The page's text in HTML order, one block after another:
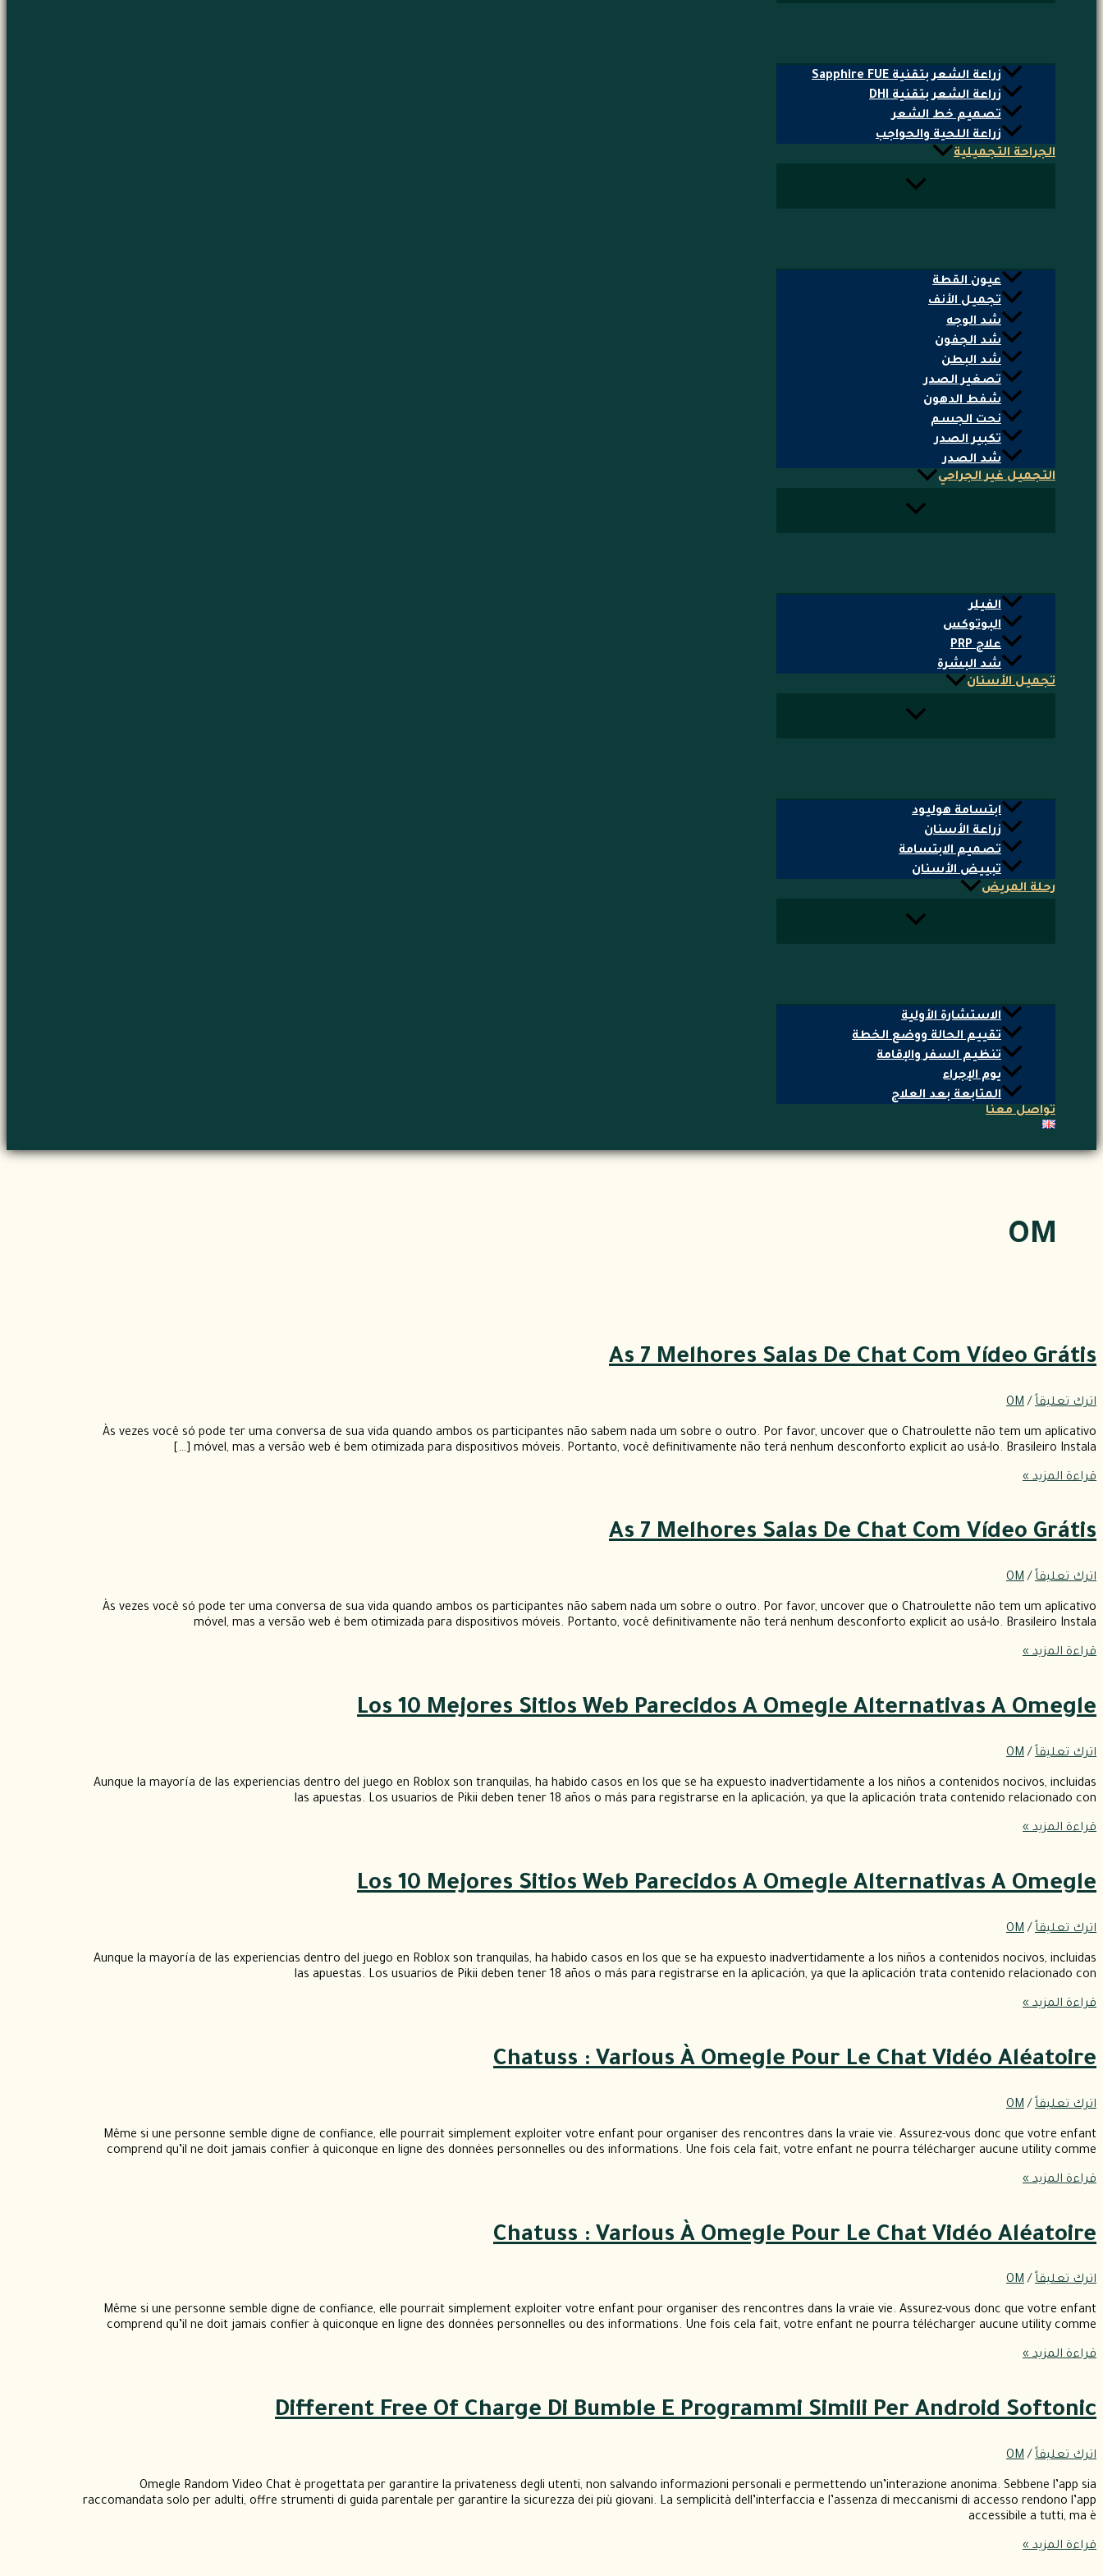
زراعة الشعر بتقنية Sapphire FUE
زراعة الشعر بتقنية DHI
تصميم خط الشعر
زراعة اللحية والحواجب
الجراحة التجميلية
عيون القطة
تجميل الأنف
شد الوجه
شد الجفون
شد البطن
تصغير الصدر
شفط الدهون
نحت الجسم
تكبير الصدر
شد الصدر
التجميل غير الجراحي
الفيلر
البوتوكس
علاج PRP
شد البشرة
تجميل الأسنان
ابتسامة هوليود
زراعة الأسنان
تصميم الابتسامة
تبييض الأسنان
رحلة المريض
الاستشارة الأولية
تقييم الحالة ووضع الخطة
تنظيم السفر والإقامة
يوم الإجراء
المتابعة بعد العلاج
تواصل معنا
OM
As 7 Melhores Salas De Chat Com Vídeo Grátis
اترك تعليقاً /
OM
Às vezes você só pode ter uma conversa de sua vida quando ambos os participantes não sabem nada um sobre o outro. Por favor, uncover que o Chatroulette não tem um aplicativo
móvel, mas a versão web é bem otimizada para dispositivos móveis. Portanto, você definitivamente não terá nenhum desconforto explicit ao usá-lo. Brasileiro Instala […]
قراءة المزيد »
As 7 Melhores Salas De Chat Com Vídeo Grátis
اترك تعليقاً /
OM
Às vezes você só pode ter uma conversa de sua vida quando ambos os participantes não sabem nada um sobre o outro. Por favor, uncover que o Chatroulette não tem um aplicativo
móvel, mas a versão web é bem otimizada para dispositivos móveis. Portanto, você definitivamente não terá nenhum desconforto explicit ao usá-lo. Brasileiro Instala
قراءة المزيد »
Los 10 Mejores Sitios Web Parecidos A Omegle Alternativas A Omegle
اترك تعليقاً /
OM
Aunque la mayoría de las experiencias dentro del juego en Roblox son tranquilas, ha habido casos en los que se ha expuesto inadvertidamente a los niños a contenidos nocivos, incluidas
las apuestas. Los usuarios de Pikii deben tener 18 años o más para registrarse en la aplicación, ya que la aplicación trata contenido relacionado con
قراءة المزيد »
Los 10 Mejores Sitios Web Parecidos A Omegle Alternativas A Omegle
اترك تعليقاً /
OM
Aunque la mayoría de las experiencias dentro del juego en Roblox son tranquilas, ha habido casos en los que se ha expuesto inadvertidamente a los niños a contenidos nocivos, incluidas
las apuestas. Los usuarios de Pikii deben tener 18 años o más para registrarse en la aplicación, ya que la aplicación trata contenido relacionado con
قراءة المزيد »
Chatuss : Various À Omegle Pour Le Chat Vidéo Aléatoire
اترك تعليقاً /
OM
Même si une personne semble digne de confiance, elle pourrait simplement exploiter votre enfant pour organiser des rencontres dans la vraie vie. Assurez-vous donc que votre enfant
comprend qu’il ne doit jamais confier à quiconque en ligne des données personnelles ou des informations. Une fois cela fait, votre enfant ne pourra télécharger aucune utility comme
قراءة المزيد »
Chatuss : Various À Omegle Pour Le Chat Vidéo Aléatoire
اترك تعليقاً /
OM
Même si une personne semble digne de confiance, elle pourrait simplement exploiter votre enfant pour organiser des rencontres dans la vraie vie. Assurez-vous donc que votre enfant
comprend qu’il ne doit jamais confier à quiconque en ligne des données personnelles ou des informations. Une fois cela fait, votre enfant ne pourra télécharger aucune utility comme
قراءة المزيد »
Different Free Of Charge Di Bumble E Programmi Simili Per Android Softonic
اترك تعليقاً /
OM
Omegle Random Video Chat è progettata per garantire la privateness degli utenti, non salvando informazioni personali e permettendo un’interazione anonima. Sebbene l’app sia
raccomandata solo per adulti, offre strumenti di guida parentale per garantire la sicurezza dei più giovani. La semplicità dell’interfaccia e l’assenza di meccanismi di accesso rendono l’app
accessibile a tutti, ma è
قراءة المزيد »